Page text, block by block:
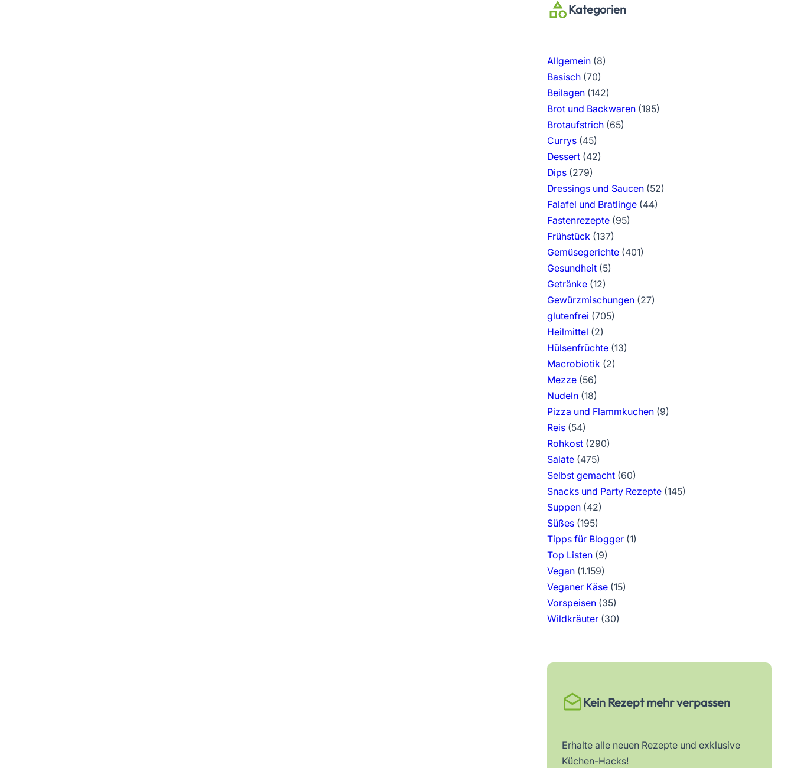
Kategorien
Allgemein(8)
Basisch(70)
Beilagen(142)
Brot und Backwaren(195)
Brotaufstrich(65)
Currys(45)
Dessert(42)
Dips(279)
Dressings und Saucen(52)
Falafel und Bratlinge(44)
Fastenrezepte(95)
Frühstück (137)
Gemüsegerichte(401)
Gesundheit(5)
Getränke(12)
Gewürzmischungen(27)
glutenfrei (705)
Heilmittel (2)
Hülsenfrüchte(13)
Macrobiotik (2)
Mezze(56)
Nudeln(18)
Pizza und Flammkuchen(9)
Reis(54)
Rohkost(290)
Salate(475)
Selbst gemacht(60)
Snacks und Party Rezepte(145)
Suppen(42)
Süßes(195)
Tipps für Blogger(1)
Top Listen(9)
Vegan(1.159)
Veganer Käse(15)
Vorspeisen(35)
Wildkräuter(30)
Kein Rezept mehr verpassen
Erhalte alle neuen Rezepte und exklusive
Küchen-Hacks!